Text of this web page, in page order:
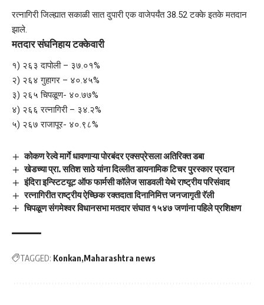
रत्नागिरी जिल्ह्यात सकाळी सात दुपारी एक वाजेपर्यंत 38.52 टक्के इतके मतदान
झाले.
मतदार संघनिहाय टक्केवारी
१) २६३ दापोली – ३७.०१%
२) २६४ गुहागर – ४०.४५%
३) २६५ चिपळूण- ४०.७७%
४) २६६ रत्नागिरी – ३४.२%
५) २६७ राजापूर- ४०.९८%
कोकण रेल्वे मार्गे धावणाऱ्या पोरबंदर एक्सप्रेसला अतिरिक्त डबा
खेडच्या प्रा. सतिश साठे यांना दिल्लीत डायनामिक टिचर पुरस्कार प्रदान
इंदिरा इन्स्टिटयूट ऑफ फार्मसी कॉलेज साडवली येथे राष्ट्रीय परिसंवाद
रत्नागिरीत राष्ट्रीय ऐच्छिक रक्तदाता दिनानिमित्त जनजागृती रॅली
चिपळूण संगमेश्वर विधानसभा मतदार संघात १५४७ जणांना पहिले प्रशिक्षण
TAGGED: Konkan Maharashtra news